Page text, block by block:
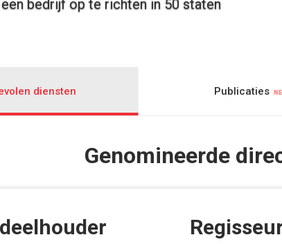
bedrijf op te richten in 50 staten
diensten Publicaties
Genomineerde